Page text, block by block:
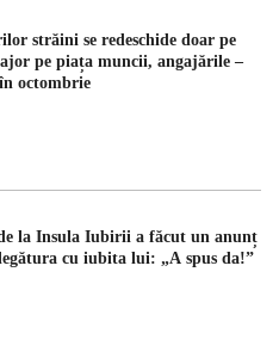
străini se redeschide doar pe
pe piața muncii, angajările –
octombrie
la Insula Iubirii a făcut un anunț
cu iubita lui: „A spus da!”